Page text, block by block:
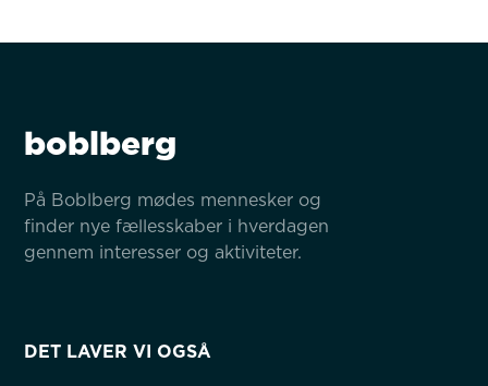
boblberg
På Boblberg mødes mennesker og
finder nye fællesskaber i hverdagen
gennem interesser og aktiviteter.
DET LAVER VI OGSÅ